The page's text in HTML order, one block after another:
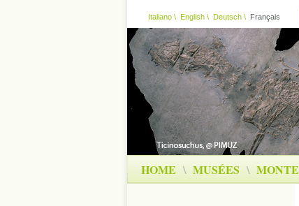
Italiano \ English \ Deutsch \ Français
HOME \ MUSÉES \